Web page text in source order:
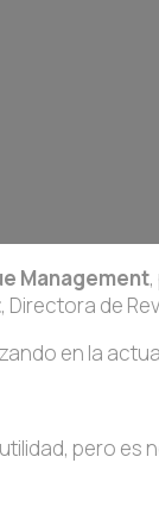
Management
, Directora de
en la
pero es